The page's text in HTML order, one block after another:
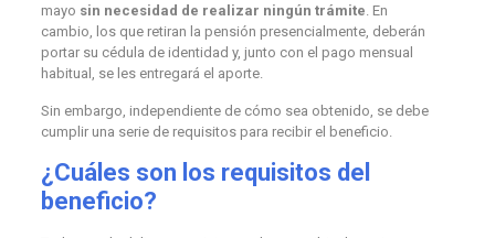
mayo sin necesidad de realizar ningún trámite . En
cambio, los que retiran la pensión presencialmente, deberán
portar su cédula de identidad y, junto con el pago mensual
habitual, se les entregará el aporte.
Sin embargo, independiente de cómo sea obtenido, se debe
cumplir una serie de requisitos para recibir el beneficio.
¿Cuáles son los requisitos del
beneficio?